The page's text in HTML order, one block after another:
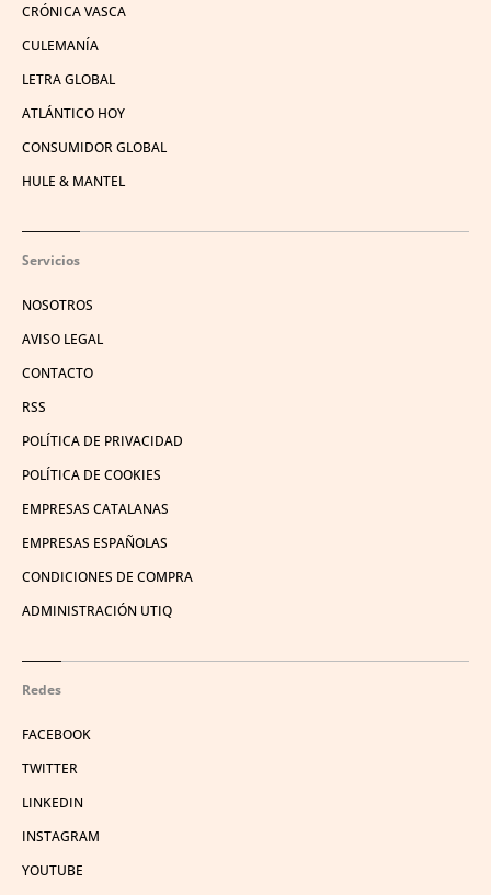
CRÓNICA VASCA
CULEMANÍA
LETRA GLOBAL
ATLÁNTICO HOY
CONSUMIDOR GLOBAL
HULE & MANTEL
Servicios
NOSOTROS
AVISO LEGAL
CONTACTO
RSS
POLÍTICA DE PRIVACIDAD
POLÍTICA DE COOKIES
EMPRESAS CATALANAS
EMPRESAS ESPAÑOLAS
CONDICIONES DE COMPRA
ADMINISTRACIÓN UTIQ
Redes
FACEBOOK
TWITTER
LINKEDIN
INSTAGRAM
YOUTUBE